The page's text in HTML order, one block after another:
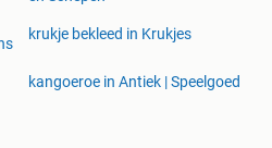
individueel bepaald. De prijzen
pups liggen tussen1000 en
nemen!
krukje bekleed in Krukjes
kangoeroe in Antiek | Speelgoed